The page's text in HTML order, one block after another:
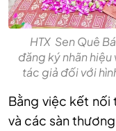
HTX Sen Quê
đăng ký nhãn
tác giả đối với
Bằng việc kết
và các sàn